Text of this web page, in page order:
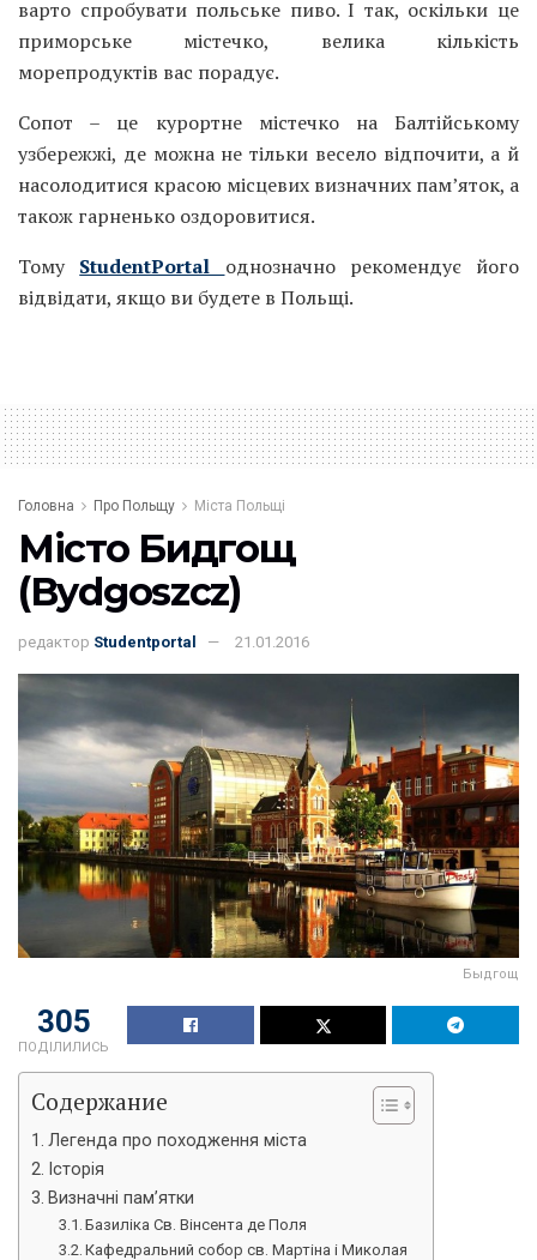
варто спробувати польське пиво. І так, оскільки це
приморське містечко, велика кількість
морепродуктів вас порадує.
Сопот – це курортне містечко на Балтійському
узбережжі, де можна не тільки весело відпочити, а й
насолодитися красою місцевих визначних пам’яток, а
також гарненько оздоровитися.
Тому StudentPortal однозначно рекомендує його
відвідати, якщо ви будете в Польщі.
Головна Про Польщу Міста Польщі
Місто Бидгощ
(Bydgoszcz)
редактор Studentportal 21.01.2016
Быдгощ
305
ПОДІЛИЛИСЬ
Содержание
Легенда про походження міста
Історія
Визначні пам’ятки
Базиліка Св. Вінсента де Поля
Кафедральний собор св. Мартіна і Миколая